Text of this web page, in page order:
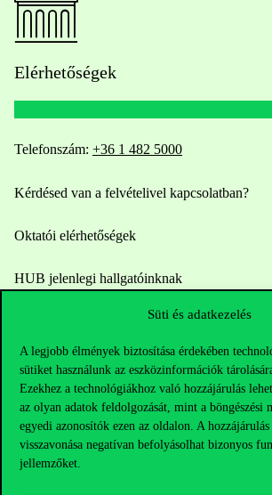
Süti és adatkezelés
A legjobb élmények biztosítása érdekében
sütiket használunk az eszközinformációk
Ezekhez a technológiákhoz való hozzájárulás
az olyan adatok feldolgozását, mint a böngészési
egyedi azonosítók ezen az oldalon. A hozzájárulás
visszavonása negatívan befolyásolhat bizonyos
jellemzőket.
Elérhetőségek
Telefonszám: +36 1 482 5000
Kérdésed van a felvételivel kapcsolatban?
Oktatói elérhetőségek
HUB jelenlegi hallgatóinknak
press@uni-corvinus.hu
Hasznos linkek